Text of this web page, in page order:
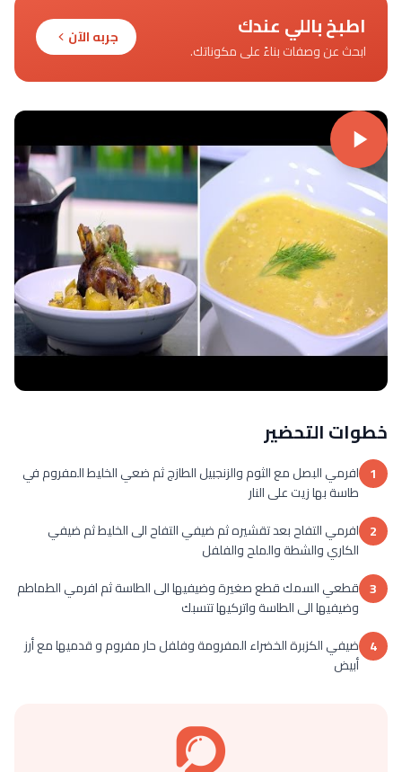
اطبخ باللي عندك
ابحث عن وصفات بناءً على مكوناتك.
جربه الآن
خطوات التحضير
1 افرمي البصل مع الثوم والزنجبيل الطازج ثم ضعي الخليط المفروم في
طاسة بها زيت على النار
2 افرمي التفاح بعد تقشيره ثم ضيفي التفاح الى الخليط ثم ضيفي
الكاري والشطة والملح والفلفل
3 قطعي السمك قطع صغيرة وضيفيها الى الطاسة ثم افرمي الطماطم
وضيفيها الى الطاسة واتركيها تتسبك
4 ضيفي الكزبرة الخضراء المفرومة وفلفل حار مفروم و قدميها مع أرز
أبيض